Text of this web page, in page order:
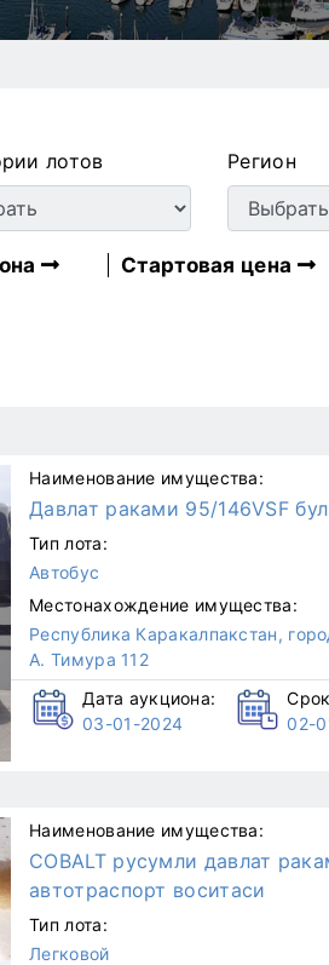
лотов Регион
Стартовая цена
Наименование имущества:
Давлат раками 95/146VSF
Тип лота:
Автобус
Местонахождение имущества:
Республика Каракалпакстан,
А. Тимура 112
Дата аукциона:
03-01-2024
02-
Наименование имущества:
COBALT русумли давлат
автотраспорт воситаcи
Тип лота:
Легковой